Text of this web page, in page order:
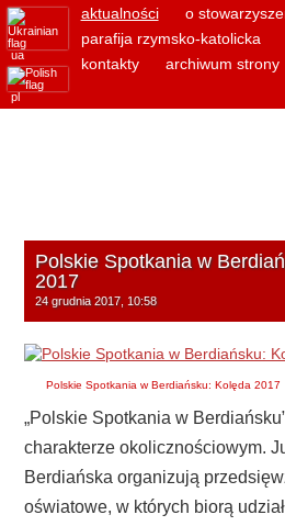
ua
pl
aktualności
o
parafija rzymsko-katolicka
kontakty
archiwum strony
Polskie Spotkania w
2017
24 grudnia 2017, 10:58
Polskie Spotkania w Berdiańsku: Kolęda 2017
„Polskie Spotkania w
charakterze okolicznościowym.
Berdiańska organizują
oświatowe, w których biorą